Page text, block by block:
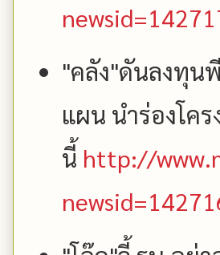
"คลัง"ดันลงทุน
แผน นำร่องโคร
นี้ http://